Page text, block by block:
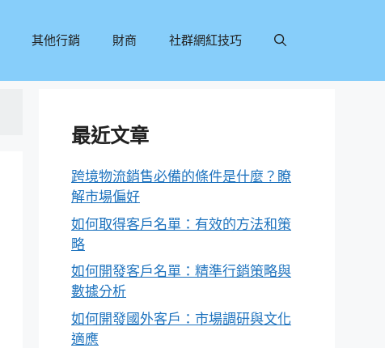
其他行銷 財商 社群網紅技巧
最近文章
跨境物流銷售必備的條件是什麼？瞭
解市場偏好
如何取得客戶名單：有效的方法和策
略
如何開發客戶名單：精準行銷策略與
數據分析
如何開發國外客戶：市場調研與文化
適應